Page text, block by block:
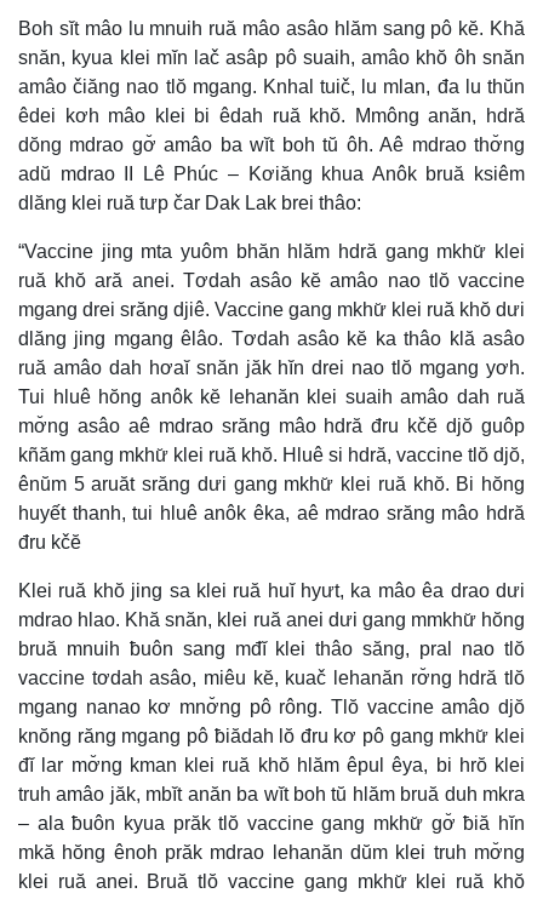
Boh sĭt mâo lu mnuih ruă mâo asâo hlăm sang pô kĕ. Khă
snăn, kyua klei mĭn lač asâp pô suaih, amâo khŏ ôh snăn
amâo čiăng nao tlŏ mgang. Knhal tuič, lu mlan, đa lu thŭn
êdei kơh mâo klei bi êdah ruă khŏ. Mmông anăn, hdră
dŏng mdrao gơ̆ amâo ba wĭt boh tŭ ôh. Aê mdrao thơ̆ng
adŭ mdrao II Lê Phúc – Kơiăng khua Anôk bruă ksiêm
dlăng klei ruă tưp čar Dak Lak brei thâo:
“Vaccine jing mta yuôm bhăn hlăm hdră gang mkhư̆ klei
ruă khŏ ară anei. Tơdah asâo kĕ amâo nao tlŏ vaccine
mgang drei srăng djiê. Vaccine gang mkhư̆ klei ruă khŏ dưi
dlăng jing mgang êlâo. Tơdah asâo kĕ ka thâo klă asâo
ruă amâo dah hơaĭ snăn jăk hĭn drei nao tlŏ mgang yơh.
Tui hluê hŏng anôk kĕ lehanăn klei suaih amâo dah ruă
mơ̆ng asâo aê mdrao srăng mâo hdră đru kčĕ djŏ guôp
kñăm gang mkhư̆ klei ruă khŏ. Hluê si hdră, vaccine tlŏ djŏ,
ênŭm 5 aruăt srăng dưi gang mkhư̆ klei ruă khŏ. Bi hŏng
huyết thanh, tui hluê anôk êka, aê mdrao srăng mâo hdră
đru kčĕ
Klei ruă khŏ jing sa klei ruă huĭ hyưt, ka mâo êa drao dưi
mdrao hlao. Khă snăn, klei ruă anei dưi gang mmkhư̆ hŏng
bruă mnuih ƀuôn sang mđĭ klei thâo săng, pral nao tlŏ
vaccine tơdah asâo, miêu kĕ, kuač lehanăn rơ̆ng hdră tlŏ
mgang nanao kơ mnơ̆ng pô rông. Tlŏ vaccine amâo djŏ
knŏng răng mgang pô ƀiădah lŏ đru kơ pô gang mkhư̆ klei
đĭ lar mơ̆ng kman klei ruă khŏ hlăm êpul êya, bi hrŏ klei
truh amâo jăk, mbĭt anăn ba wĭt boh tŭ hlăm bruă duh mkra
– ala ƀuôn kyua prăk tlŏ vaccine gang mkhư̆ gơ̆ ƀiă hĭn
mkă hŏng ênoh prăk mdrao lehanăn dŭm klei truh mơ̆ng
klei ruă anei. Bruă tlŏ vaccine gang mkhư̆ klei ruă khŏ